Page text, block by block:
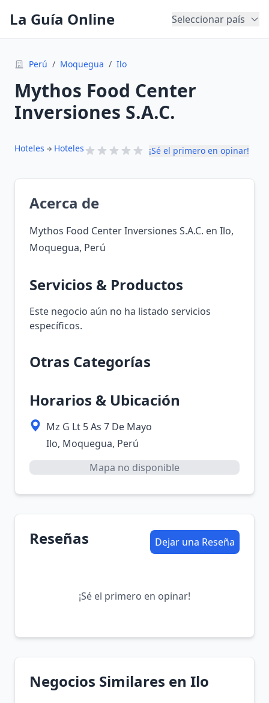
La Guía Online Seleccionar país
Perú / Moquegua / Ilo
Mythos Food Center
Inversiones S.A.C.
Hoteles Hoteles ¡Sé el primero en opinar!
Acerca de
Mythos Food Center Inversiones S.A.C. en Ilo,
Moquegua, Perú
Servicios & Productos
Este negocio aún no ha listado servicios
específicos.
Otras Categorías
Horarios & Ubicación
Mz G Lt 5 As 7 De Mayo
Ilo, Moquegua, Perú
Mapa no disponible
Reseñas Dejar una Reseña
¡Sé el primero en opinar!
Negocios Similares en Ilo